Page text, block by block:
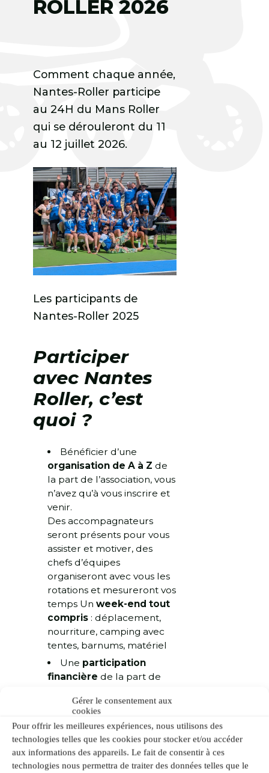
Gérer le consentement aux
cookies
Pour offrir les meilleures expériences, nous utilisons des
technologies telles que les cookies pour stocker et/ou accéder
aux informations des appareils. Le fait de consentir à ces
technologies nous permettra de traiter des données telles que le
ROLLER 2026
Comment chaque année,
Nantes-Roller participe
au 24H du Mans Roller
qui se dérouleront du 11
au 12 juillet 2026.
Les participants de
Nantes-Roller 2025
Participer
avec Nantes
Roller, c’est
quoi ?
Bénéficier d’une
organisation de A à Z de
la part de l’association, vous
n’avez qu’à vous inscrire et
venir.
Des accompagnateurs
seront présents pour vous
assister et motiver, des
chefs d’équipes
organiseront avec vous les
rotations et mesureront vos
temps Un week-end tout
compris: déplacement,
nourriture, camping avec
tentes, barnums, matériel
Une participation
financière de la part de
de Nantes
La possibilité d’acheter
des maillots aux couleurs
de Nantes Roller !
Uneassurance incluse